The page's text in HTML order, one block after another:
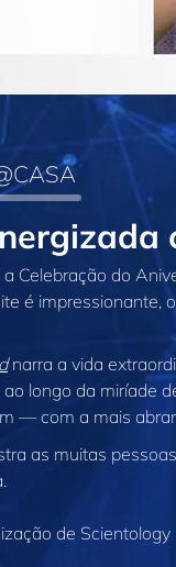
Celebração do
é impressionante,
narra a vida
longo da miríade
— com a mais
as muitas
de Scientology